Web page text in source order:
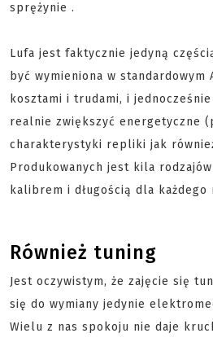
sprężynie .
Lufa jest faktycznie jedyną
być wymieniona w standardowym
kosztami i trudami, i
realnie zwiększyć energetyczne
charakterystyki repliki jak
Produkowanych jest kila
kalibrem i długością dla każdego
Również tuning
Jest oczywistym, że zajęcie się
się do wymiany jedynie
Wielu z nas spokoju nie daje